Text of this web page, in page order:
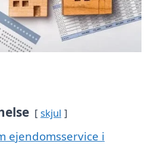
skjul
ejendomsservice i